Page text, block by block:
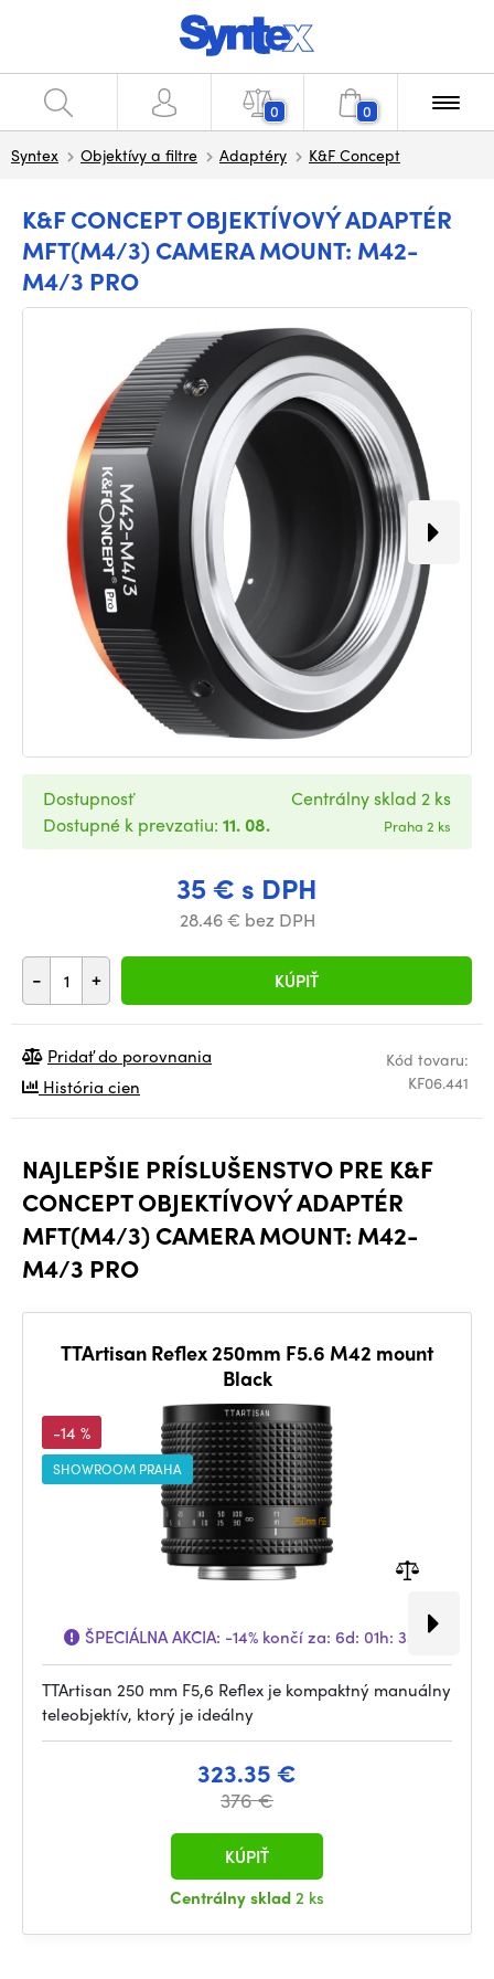
0 0
Syntex Objektívy a filtre Adaptéry K&F Concept
K&F CONCEPT OBJEKTÍVOVÝ ADAPTÉR
MFT(M4/3) CAMERA MOUNT: M42-
M4/3 PRO
35 € s DPH
28.46 € bez DPH
- + KÚPIŤ
Dostupnosť
Dostupné k prevzatiu: 11. 08.
Centrálny sklad 2 ks
Praha 2 ks
Kód tovaru:
KF06.441
Pridať do porovnania
História cien
NAJLEPŠIE PRÍSLUŠENSTVO PRE K&F
CONCEPT OBJEKTÍVOVÝ ADAPTÉR
MFT(M4/3) CAMERA MOUNT: M42-
M4/3 PRO
TTArtisan Reflex 250mm F5.6 M42 mount
Black
-14 %
SHOWROOM PRAHA
ŠPECIÁLNA AKCIA: -14% končí za: 6d: 01h: 33m
TTArtisan 250 mm F5,6 Reflex je kompaktný manuálny
teleobjektív, ktorý je ideálny
323.35 €
376 €
Centrálny sklad2 ks
KÚPIŤ